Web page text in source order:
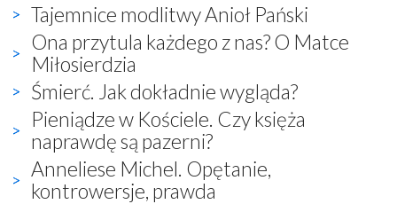
Tajemnice modlitwy Anioł Pański
Ona przytula każdego z nas? O Matce
Miłosierdzia
Śmierć. Jak dokładnie wygląda?
Pieniądze w Kościele. Czy księża
naprawdę są pazerni?
Anneliese Michel. Opętanie,
kontrowersje, prawda